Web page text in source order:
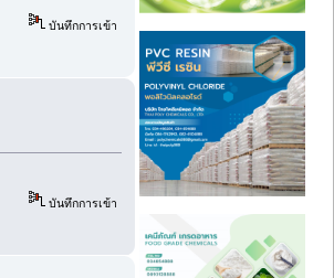
บันทึกการเข้า
บันทึกการเข้า